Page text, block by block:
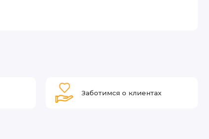
Заботимся о клиентах